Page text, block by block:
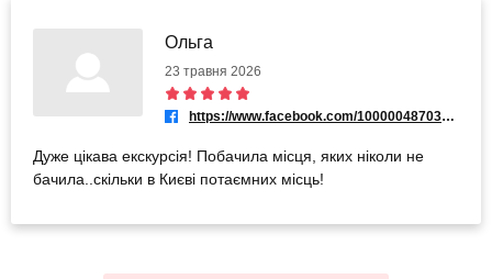
Ольга
23 травня 2026
https://www.facebook.com/100000487034657
Дуже цікава екскурсія! Побачила місця, яких ніколи не
бачила..скільки в Києві потаємних місць!